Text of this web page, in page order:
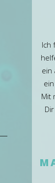
Ich
ein
Mit